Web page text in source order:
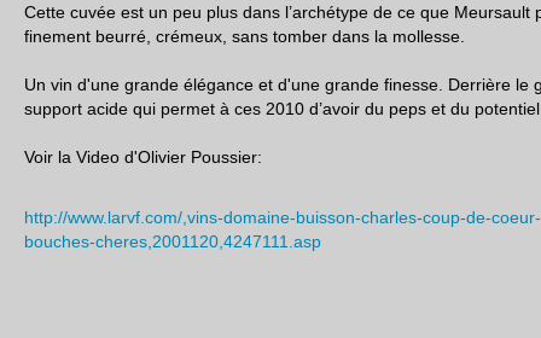
Cette cuvée est un peu plus dans l’archétype de ce que Meursault
finement beurré, crémeux, sans tomber dans la mollesse.
Un vin d'une grande élégance et d'une grande finesse. Derrière le
support acide qui permet à ces 2010 d’avoir du peps et du
Voir la Video d'Olivier Poussier:
http://www.larvf.com/,vins-domaine-buisson-charles-coup-de-
bouches-cheres,2001120,4247111.asp